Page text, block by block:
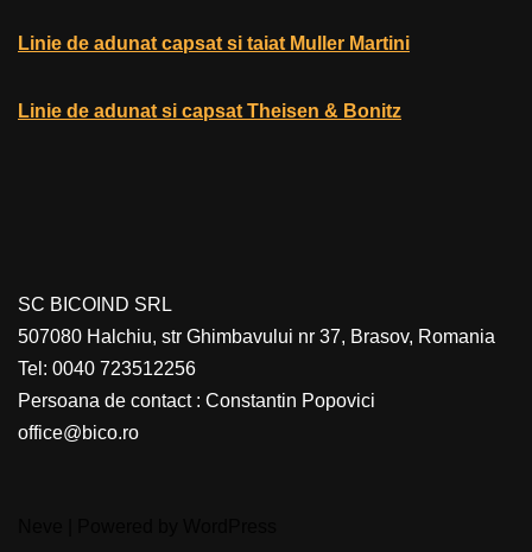
Linie de adunat capsat si taiat Muller Martini
Linie de adunat si capsat Theisen & Bonitz
SC BICOIND SRL
507080 Halchiu, str Ghimbavului nr 37, Brasov, Romania
Tel: 0040 723512256
Persoana de contact : Constantin Popovici
office@bico.ro